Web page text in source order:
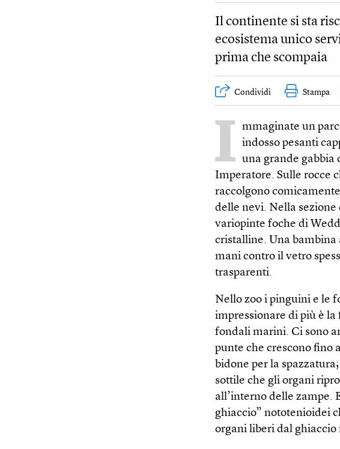
Il continente si sta
ecosistema unico
prima che scompaia
Condividi Stampa
I mmaginate un
indosso pesanti
una grande
Imperatore. Sulle rocce
raccolgono
delle nevi. Nella
variopinte foche di
cristalline. Una bambina
mani contro il vetro
trasparenti.
Nello zoo i pinguini e le
impressionare di più è
fondali marini. Ci sono
punte che crescono fino
bidone per la
sottile che gli organi
all’interno delle zampe.
ghiaccio” nototenioidei
organi liberi dal